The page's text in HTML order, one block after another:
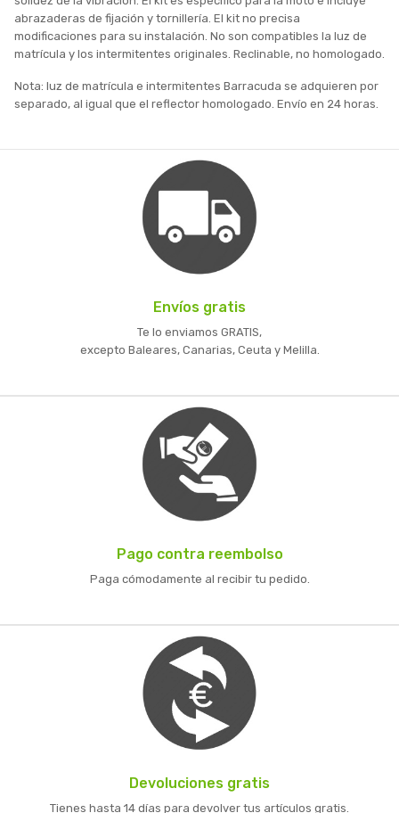
abrazaderas de fijación y tornillería. El kit no precisa
modificaciones para su instalación. No son compatibles la luz de
matrícula y los intermitentes originales. Reclinable, no homologado.
Nota: luz de matrícula e intermitentes Barracuda se adquieren por
separado, al igual que el reflector homologado. Envío en 24 horas.
Envíos gratis
Te lo enviamos GRATIS,
excepto Baleares, Canarias, Ceuta y Melilla.
Pago contra reembolso
Paga cómodamente al recibir tu pedido.
Devoluciones gratis
Tienes hasta 14 días para devolver tus artículos gratis.